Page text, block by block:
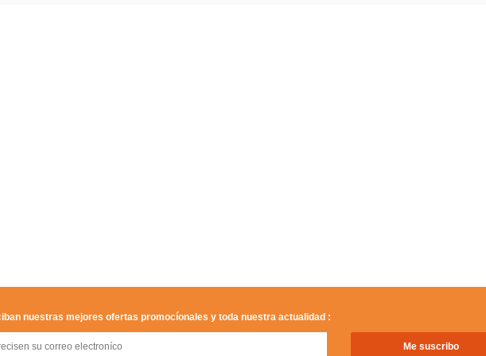
nuestras mejores ofertas promocíonales y toda nuestra actualidad :